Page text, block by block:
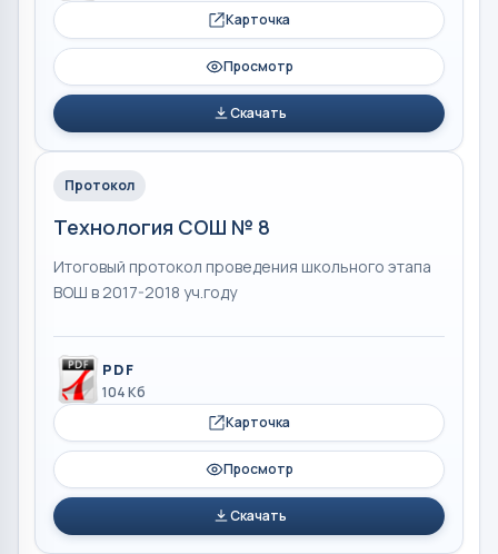
Карточка
Просмотр
Скачать
Протокол
Технология СОШ № 8
Итоговый протокол проведения школьного этапа
ВОШ в 2017-2018 уч.году
PDF
104 Кб
Карточка
Просмотр
Скачать